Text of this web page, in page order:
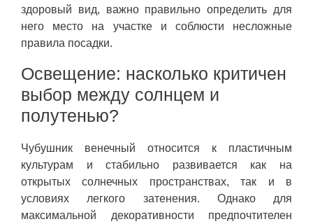
здоровый вид, важно правильно определить для
него место на участке и соблюсти несложные
правила посадки.
Освещение: насколько критичен
выбор между солнцем и
полутенью?
Чубушник венечный относится к пластичным
культурам и стабильно развивается как на
открытых солнечных пространствах, так и в
условиях легкого затенения. Однако для
максимальной декоративности предпочтителен